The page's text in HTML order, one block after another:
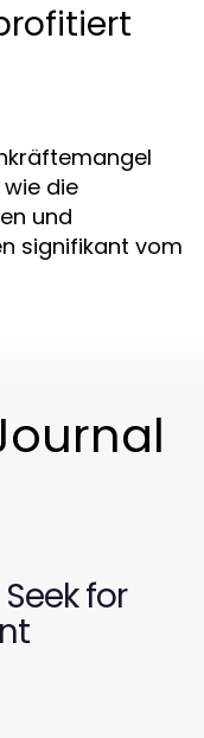
die
und
signifikant vom
for